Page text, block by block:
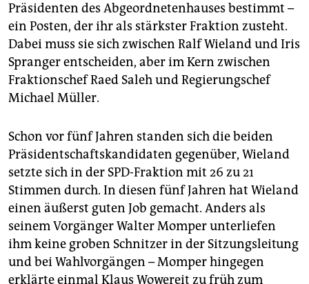
Präsidenten des Abgeordnetenhauses bestimmt –
ein Posten, der ihr als stärkster Fraktion zusteht.
Dabei muss sie sich zwischen Ralf Wieland und Iris
Spranger entscheiden, aber im Kern zwischen
Fraktionschef Raed Saleh und Regierungschef
Michael Müller.
Schon vor fünf Jahren standen sich die beiden
Präsidentschaftskandidaten gegenüber, Wieland
setzte sich in der SPD-Fraktion mit 26 zu 21
Stimmen durch. In diesen fünf Jahren hat Wieland
einen äußerst guten Job gemacht. Anders als
seinem Vorgänger Walter Momper unterliefen
ihm keine groben Schnitzer in der Sitzungsleitung
und bei Wahlvorgängen – Momper hingegen
erklärte einmal Klaus Wowereit zu früh zum